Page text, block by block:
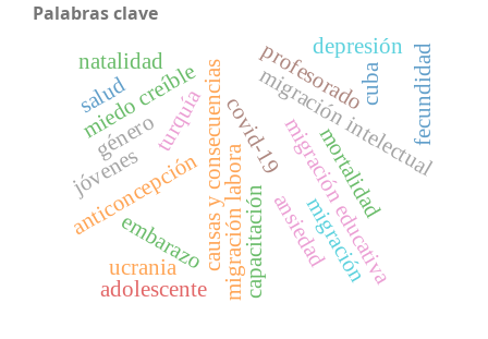
Palabras clave
migración
migración labora migración educativa
migración intelectual
profesorado
causas y consecuenciascovid-19
miedo creíble cuba
anticoncepción
fecundidad
embarazo
adolescente capacitación
turquía
ucrania
mortalidad
jóvenes
género
natalidad
salud
ansiedad
depresión